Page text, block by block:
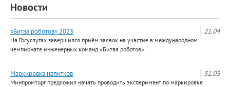
Новости
21.04
«Битва роботов» 2023
На Госуслугах завершился приём заявок на участие в международном
чемпионате инженерных команд «Битва роботов».
31.03
Маркировка напитков
Минпромторг предложил начать проводить эксперимент по маркировке